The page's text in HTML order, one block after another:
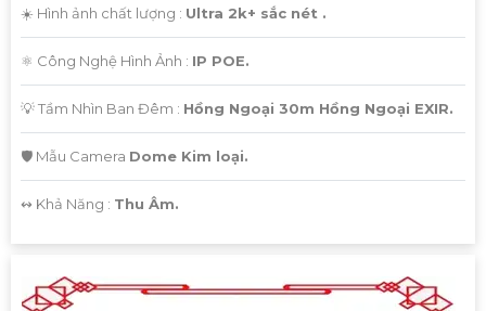
☀️ Hình ảnh chất lượng : Ultra 2k+ sắc nét .
⚛️ Công Nghệ Hình Ảnh : IP POE.
💡 Tầm Nhìn Ban Đêm : Hồng Ngoại 30m Hồng Ngoại EXIR.
🛡 Mẫu Camera Dome Kim loại.
️↭ Khả Năng : Thu Âm.